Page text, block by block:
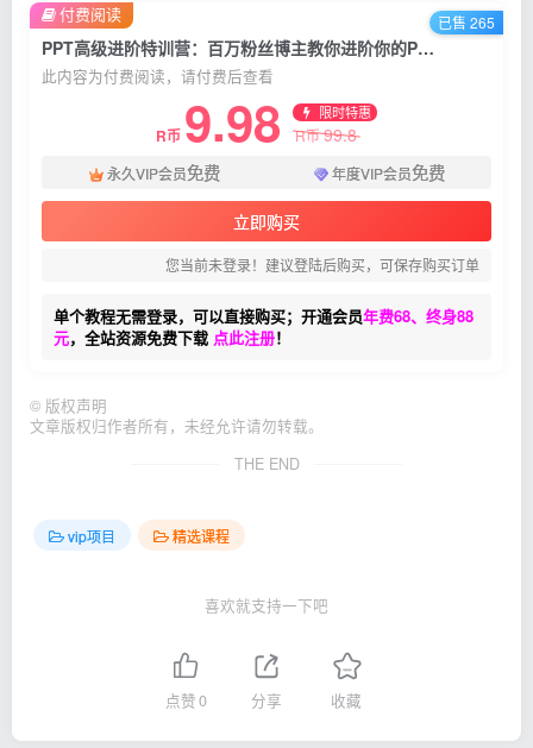
PPT高级进阶特训营：百万粉丝博主教你进阶你的PPT技能(98节课程+PPT素材包)
此内容为付费阅读，请付费后查看
R币 9.98 限时特惠
R币99.8
永久VIP会员免费 年度VIP会员免费
立即购买
您当前未登录！建议登陆后购买，可保存购买订单
单个教程无需登录，可以直接购买；开通会员年费68、终身88
元，全站资源免费下载 点此注册！
付费阅读 已售 265
© 版权声明
文章版权归作者所有，未经允许请勿转载。
THE END
vip项目 精选课程
喜欢就支持一下吧
点赞0 分享 收藏